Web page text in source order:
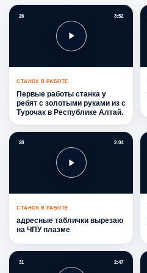
26 3:52
СТАНОК В РАБОТЕ
Первые работы станка у
ребят с золотыми руками из с
Турочак в Республике Алтай.
28 2:04
СТАНОК В РАБОТЕ
адресные таблички вырезаю
на ЧПУ плазме
31 2:47